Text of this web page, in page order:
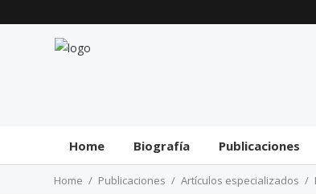
Home Biografía Publicaciones
Home Publicaciones Artículos especializados